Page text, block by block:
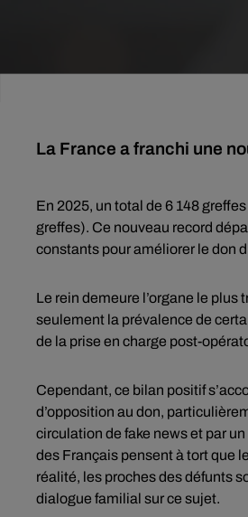
La France a franchi une
En 2025, un total de 6 148
greffes). Ce nouveau record
constants pour améliorer le don
Le rein demeure l’organe le
seulement la prévalence de
de la prise en charge post-
Cependant, ce bilan positif
d’opposition au don,
circulation de fake news et par
des Français pensent à tort que
réalité, les proches des défunts
dialogue familial sur ce sujet.